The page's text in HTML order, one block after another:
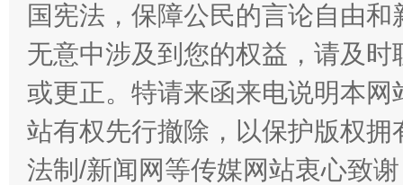
揭开“小金库”的免责幌子
国宪法，保障公民的言论自由
无意中涉及到您的权益，请及
或更正。特请来函来电说明本
站有权先行撤除，以保护版权
法制/新闻网等传媒网站衷心致